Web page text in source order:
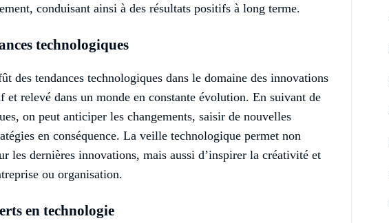
conduisant ainsi à des résultats positifs à long terme.
technologiques
des tendances technologiques dans le domaine des innovations
relevé dans un monde en constante évolution. En suivant de
on peut anticiper les changements, saisir de nouvelles
en conséquence. La veille technologique permet non
les dernières innovations, mais aussi d’inspirer la créativité et
ou organisation.
en technologie